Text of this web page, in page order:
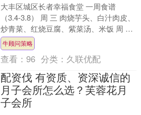
大丰区城区长者幸福食堂 一周食谱
（3.4-3.8） 周 三 肉烧芋头、白汁肉皮、
炒青菜、红烧豆腐、紫菜汤、米饭 周 四
清汤肉圆、药芹炒肉丝、炒菠菜、韭菜
炒豆....
牛顾问策略
查看：96 分类： 久联优配
配资伐 有资质、资深诚信的
月子会所怎么选？芙蓉花月
子会所